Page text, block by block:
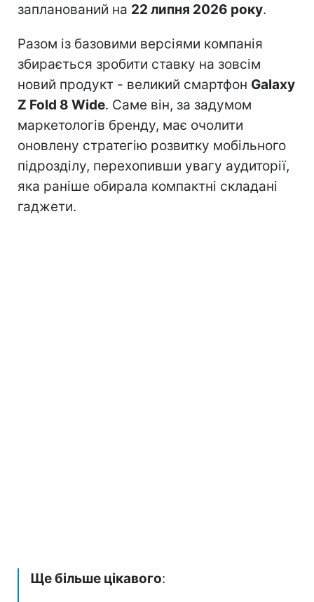
запланований на 22 липня 2026 року.
Разом із базовими версіями компанія
збирається зробити ставку на зовсім
новий продукт - великий смартфон Galaxy
Z Fold 8 Wide. Саме він, за задумом
маркетологів бренду, має очолити
оновлену стратегію розвитку мобільного
підрозділу, перехопивши увагу аудиторії,
яка раніше обирала компактні складані
гаджети.
Ще більше цікавого: